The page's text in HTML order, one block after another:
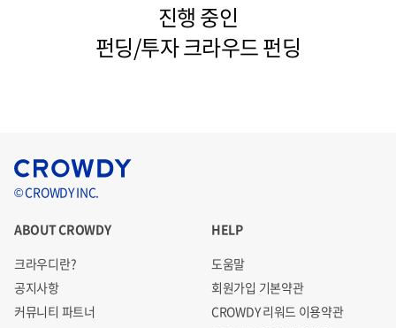
진행 중인
펀딩/투자 크라우드 펀딩
© CROWDY INC.
ABOUT CROWDY
크라우디란?
공지사항
커뮤니티 파트너
HELP
도움말
회원가입 기본약관
CROWDY 리워드 이용약관